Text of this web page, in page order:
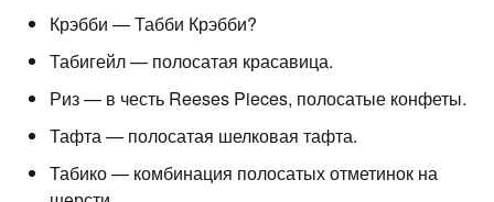
Крэбби — Табби Крэбби?
Табигейл — полосатая красавица.
Риз — в честь Reeses Pieces, полосатые конфеты.
Тафта — полосатая шелковая тафта.
Табико — комбинация полосатых отметинок на